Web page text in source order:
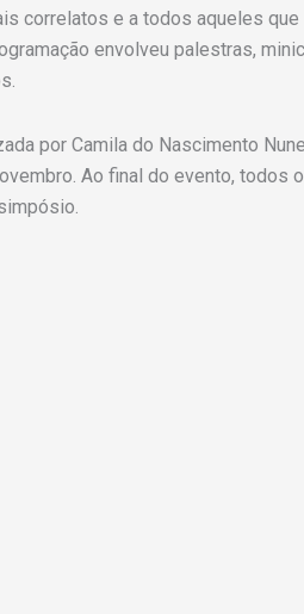
correlatos e a todos aqueles
envolveu palestras,
por Camila do Nascimento
Ao final do evento, todos